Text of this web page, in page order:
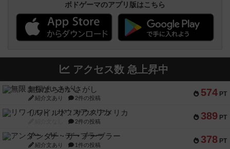
ボドゲーマのアプリ版はこちら
アクセス数 急上昇中
574 PT
無限まちがいさがし
紹介文あり 2件の投稿
389 PT
リワイルド：サウスアメリカ
2件の投稿
378 PT
アンダー・ザ・テーブラー
紹介文あり 1件の投稿